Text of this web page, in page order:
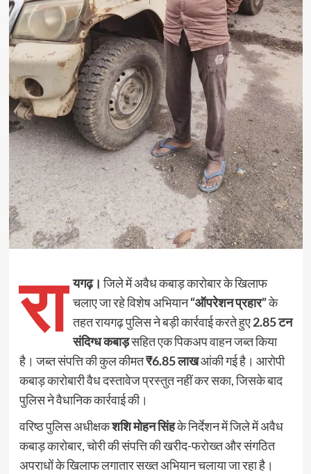
रा यगढ़। जिले में अवैध कबाड़ कारोबार के खिलाफ
चलाए जा रहे विशेष अभियान“ऑपरेशन प्रहार”के
तहत रायगढ़ पुलिस ने बड़ी कार्रवाई करते हुए2.85 टन
संदिग्ध कबाड़सहित एक पिकअप वाहन जब्त किया
है। जब्त संपत्ति की कुल कीमत₹6.85 लाखआंकी गई है। आरोपी
कबाड़ कारोबारी वैध दस्तावेज प्रस्तुत नहीं कर सका, जिसके बाद
पुलिस ने वैधानिक कार्रवाई की।
वरिष्ठ पुलिस अधीक्षकशशि मोहन सिंहके निर्देशन में जिले में अवैध
कबाड़ कारोबार, चोरी की संपत्ति की खरीद-फरोख्त और संगठित
अपराधों के खिलाफ लगातार सख्त अभियान चलाया जा रहा है।